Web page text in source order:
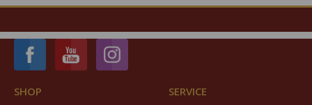
SHOP SERVICE